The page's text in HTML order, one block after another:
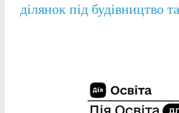
ділянок під будівництво